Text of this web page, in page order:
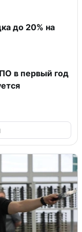
до 20% на
в первый год